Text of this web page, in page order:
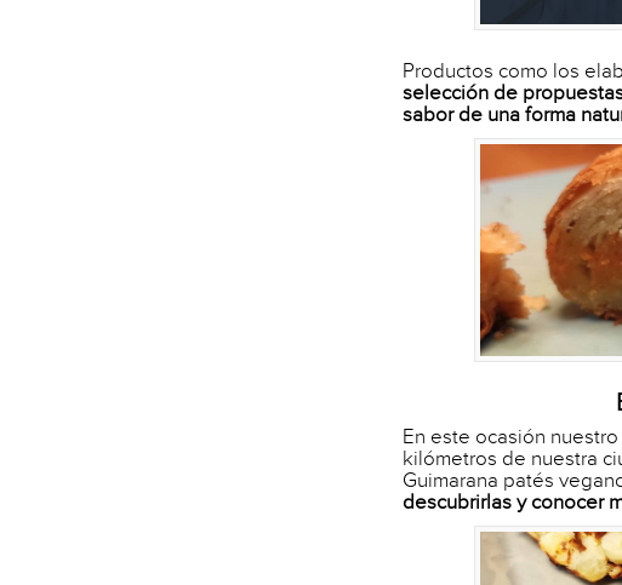
Productos como los
selección de
sabor de una forma
En este ocasión
kilómetros de nuestra
Guimarana patés
descubrirlas y conocer